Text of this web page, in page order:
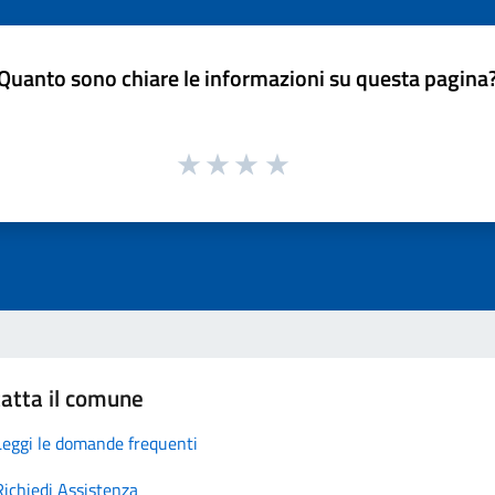
sono chiare le informazioni su questa
il comune
le domande frequenti
Assistenza